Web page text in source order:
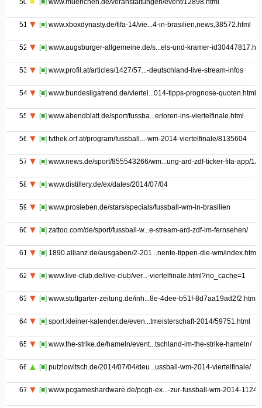
50 [■] www.muenchen.de/veranstaltungen/event/12898.html
51 [■] www.xboxdynasty.de/fifa-14/vie...4-in-brasilien,news,38572.html
52 [■] www.augsburger-allgemeine.de/s...els-und-kramer-
53 [■] www.profil.at/articles/1427/57...-deutschland-live-stream-infos
54 [■] www.bundesligatrend.de/viertel...014-tipps-prognose-quoten.html
55 [■] www.abendblatt.de/sport/fussba...erloren-ins-viertelfinale.html
56 [■] tvthek.orf.at/program/fussball...-wm-2014-viertelfinale/8135604
57 [■] www.news.de/sport/855543266/wm...ung-ard-zdf-ticker-fifa-app/1/
58 [■] www.distillery.de/ex/dates/2014/07/04
59 [■] www.prosieben.de/stars/specials/fussball-wm-in-brasilien
60 [■] zattoo.com/de/sport/fussball-w...e-stream-ard-zdf-im-fernsehen/
61 [■] 1890.allianz.de/ausgaben/2-201...nente-tippen-die-wm/index.html
62 [■] www.live-club.de/live-club/ver...-viertelfinale.html?no_cache=1
63 [■] www.stuttgarter-zeitung.de/inh...8e-4dee-b51f-8d7aa19ad2f2.html
64 [■] sport.kleiner-kalender.de/even...tmeisterschaft-2014/59751.html
65 [■] www.the-strike.de/hameln/event...tschland-im-the-strike-hameln/
66 [■] putzlowitsch.de/2014/07/04/deu...ussball-wm-2014-viertelfinale/
67 [■] www.pcgameshardware.de/pcgh-ex...-zur-fussball-wm-2014-